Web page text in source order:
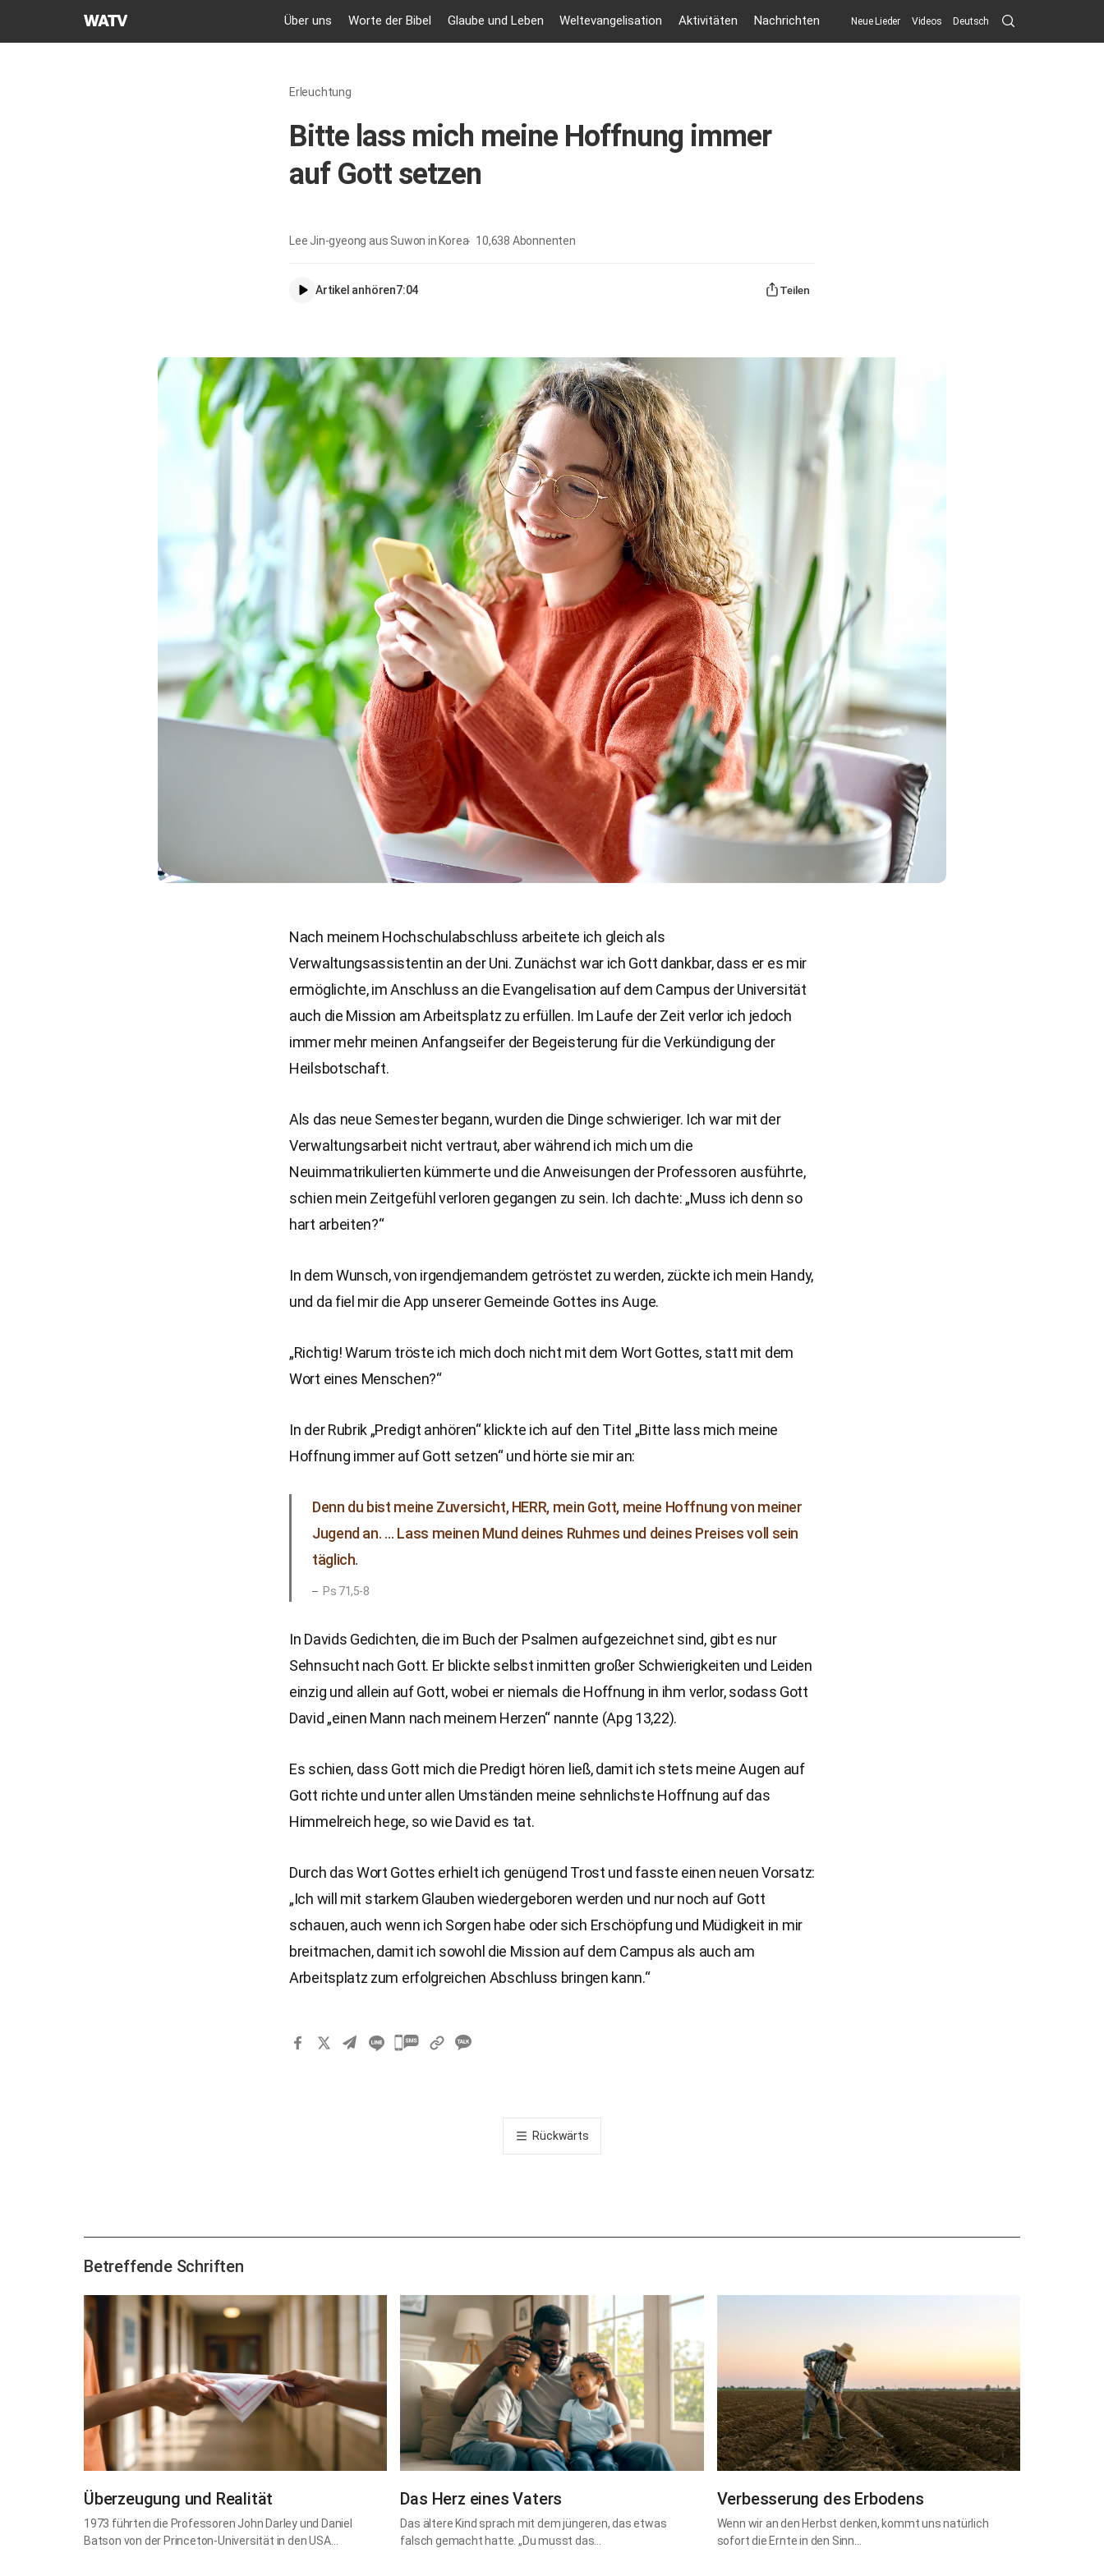
GEMEINDE
Über uns Worte der Bibel Glaube und Leben Weltevangelisation Aktivitäten Nachrichten Neue Lieder Videos Deutsch Search
Submit
Erleuchtung
Bitte lass mich meine Hoffnung immer
auf Gott setzen
Lee Jin-gyeong aus Suwon in Korea 10,638 Abonnenten
Artikel anhören7:04 Teilen
Nach meinem Hochschulabschluss arbeitete ich gleich als
Verwaltungsassistentin an der Uni. Zunächst war ich Gott dankbar, dass er es mir
ermöglichte, im Anschluss an die Evangelisation auf dem Campus der Universität
auch die Mission am Arbeitsplatz zu erfüllen. Im Laufe der Zeit verlor ich jedoch
immer mehr meinen Anfangseifer der Begeisterung für die Verkündigung der
Heilsbotschaft.
Als das neue Semester begann, wurden die Dinge schwieriger. Ich war mit der
Verwaltungsarbeit nicht vertraut, aber während ich mich um die
Neuimmatrikulierten kümmerte und die Anweisungen der Professoren ausführte,
schien mein Zeitgefühl verloren gegangen zu sein. Ich dachte: „Muss ich denn so
hart arbeiten?“
In dem Wunsch, von irgendjemandem getröstet zu werden, zückte ich mein Handy,
und da fiel mir die App unserer Gemeinde Gottes ins Auge.
„Richtig! Warum tröste ich mich doch nicht mit dem Wort Gottes, statt mit dem
Wort eines Menschen?“
In der Rubrik „Predigt anhören“ klickte ich auf den Titel „Bitte lass mich meine
Hoffnung immer auf Gott setzen“ und hörte sie mir an:
Denn du bist meine Zuversicht, HERR, mein Gott, meine Hoffnung von meiner
Jugend an. … Lass meinen Mund deines Ruhmes und deines Preises voll sein
täglich.
Ps 71,5-8
In Davids Gedichten, die im Buch der Psalmen aufgezeichnet sind, gibt es nur
Sehnsucht nach Gott. Er blickte selbst inmitten großer Schwierigkeiten und Leiden
einzig und allein auf Gott, wobei er niemals die Hoffnung in ihm verlor, sodass Gott
David „einen Mann nach meinem Herzen“ nannte (Apg 13,22).
Es schien, dass Gott mich die Predigt hören ließ, damit ich stets meine Augen auf
Gott richte und unter allen Umständen meine sehnlichste Hoffnung auf das
Himmelreich hege, so wie David es tat.
Durch das Wort Gottes erhielt ich genügend Trost und fasste einen neuen Vorsatz:
„Ich will mit starkem Glauben wiedergeboren werden und nur noch auf Gott
schauen, auch wenn ich Sorgen habe oder sich Erschöpfung und Müdigkeit in mir
breitmachen, damit ich sowohl die Mission auf dem Campus als auch am
Arbeitsplatz zum erfolgreichen Abschluss bringen kann.“
카
Rückwärts
Betreffende Schriften
Überzeugung und Realität
1973 führten die Professoren John Darley und Daniel
Batson von der Princeton-Universität in den USA…
Das Herz eines Vaters
Das ältere Kind sprach mit dem jüngeren, das etwas
falsch gemacht hatte. „Du musst das…
Verbesserung des Erbodens
Wenn wir an den Herbst denken, kommt uns natürlich
sofort die Ernte in den Sinn…